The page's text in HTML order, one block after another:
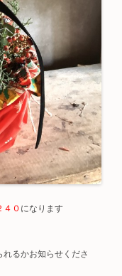
４０ になります
るかお知らせくださ